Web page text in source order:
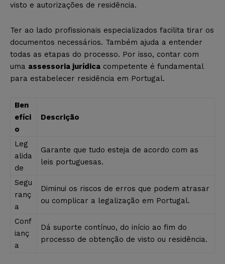
visto e autorizações de residência.
Ter ao lado profissionais especializados facilita tirar os
documentos necessários. Também ajuda a entender
todas as etapas do processo. Por isso, contar com
uma assessoria jurídica competente é fundamental
para estabelecer residência em Portugal.
Ben
efíci
o
Descrição
Leg
alida
de
Garante que tudo esteja de acordo com as
leis portuguesas.
Segu
ranç
a
Diminui os riscos de erros que podem atrasar
ou complicar a legalização em Portugal.
Conf
ianç
a
Dá suporte contínuo, do início ao fim do
processo de obtenção de visto ou residência.